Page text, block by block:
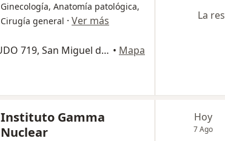
Ginecología, Anatomía patológica,
Cirugía general · Ver más
DR B MONTEAGUDO 719, San Miguel de Tucumán • Mapa
La
Instituto Gamma
Nuclear
Hoy
7 Ago